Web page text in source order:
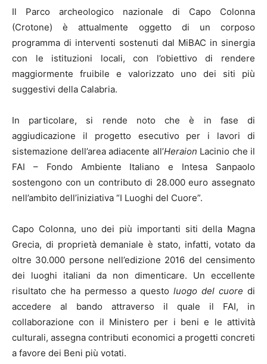
Il Parco archeologico nazionale di Capo Colonna
(Crotone) è attualmente oggetto di un corposo
programma di interventi sostenuti dal MiBAC in sinergia
con le istituzioni locali, con l’obiettivo di rendere
maggiormente fruibile e valorizzato uno dei siti più
suggestivi della Calabria.
In particolare, si rende noto che è in fase di
aggiudicazione il progetto esecutivo per i lavori di
sistemazione dell’area adiacente all’Heraion Lacinio che il
FAI – Fondo Ambiente Italiano e Intesa Sanpaolo
sostengono con un contributo di 28.000 euro assegnato
nell’ambito dell’iniziativa “I Luoghi del Cuore”.
Capo Colonna, uno dei più importanti siti della Magna
Grecia, di proprietà demaniale è stato, infatti, votato da
oltre 30.000 persone nell’edizione 2016 del censimento
dei luoghi italiani da non dimenticare. Un eccellente
risultato che ha permesso a questo luogo del cuore di
accedere al bando attraverso il quale il FAI, in
collaborazione con il Ministero per i beni e le attività
culturali, assegna contributi economici a progetti concreti
a favore dei Beni più votati.